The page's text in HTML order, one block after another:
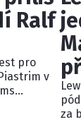
Ralf
pro
v
za